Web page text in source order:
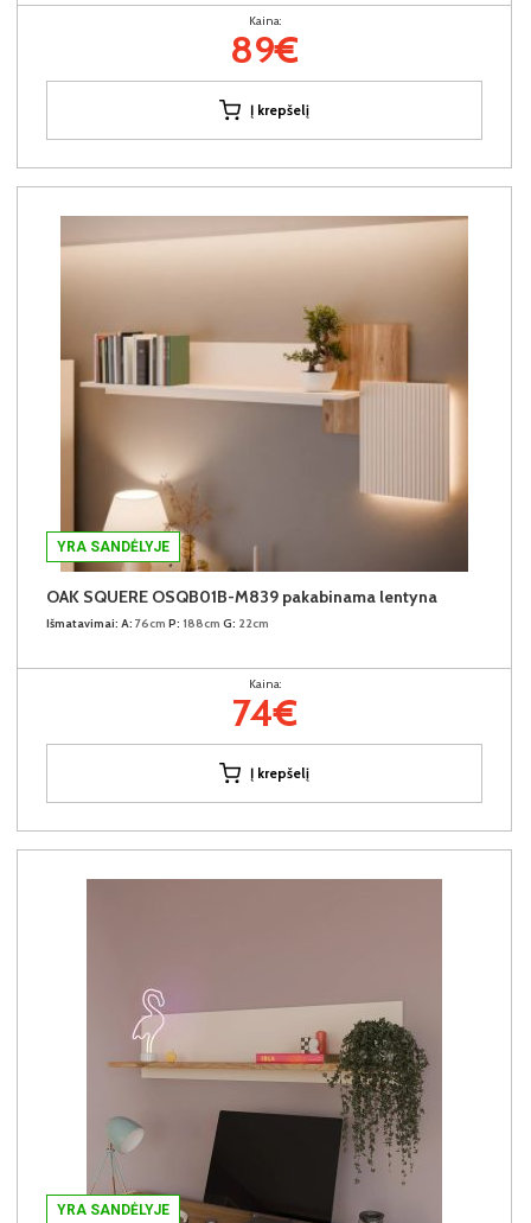
Kaina:
89€
Į krepšelį
YRA SANDĖLYJE
OAK SQUERE OSQB01B-M839 pakabinama lentyna
Išmatavimai: A: 76cm P: 188cm G: 22cm
Kaina:
74€
Į krepšelį
YRA SANDĖLYJE